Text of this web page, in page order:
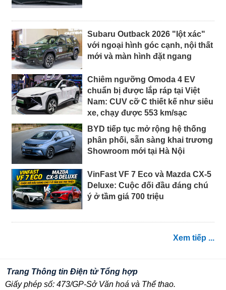
Subaru Outback 2026 "lột xác"
với ngoại hình góc cạnh, nội thất
mới và màn hình đặt ngang
Chiêm ngưỡng Omoda 4 EV
chuẩn bị được lắp ráp tại Việt
Nam: CUV cỡ C thiết kế như siêu
xe, chạy được 553 km/sạc
BYD tiếp tục mở rộng hệ thống
phân phối, sẵn sàng khai trương
Showroom mới tại Hà Nội
VinFast VF 7 Eco và Mazda CX-5
Deluxe: Cuộc đối đầu đáng chú
ý ở tầm giá 700 triệu
Xem tiếp ...
Trang Thông tin Điện tử Tổng hợp
Giấy phép số: 473/GP-Sở Văn hoá và Thể thao.